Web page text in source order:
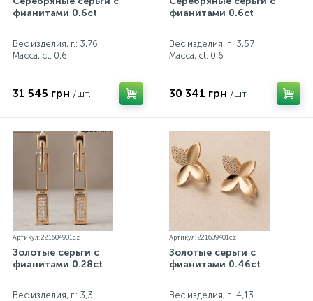
фианитами 0.6ct
Вес изделия, г.: 3,76
Масса, ct: 0,6
31 545 грн /шт.
фианитами 0.6ct
Вес изделия, г.: 3,57
Масса, ct: 0,6
30 341 грн /шт.
Артикул: 221604901cz
Золотые серьги с
фианитами 0.28ct
Вес изделия, г.: 3,3
Артикул: 221609401cz
Золотые серьги с
фианитами 0.46ct
Вес изделия, г.: 4,13